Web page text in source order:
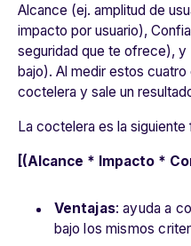
Alcance (ej. amplitud de
impacto por usuario),
seguridad que te ofrece), y
bajo). Al medir estos
coctelera y sale un
La coctelera es la siguiente
[(Alcance * Impacto *
Ventajas: ayuda a
bajo los mismos